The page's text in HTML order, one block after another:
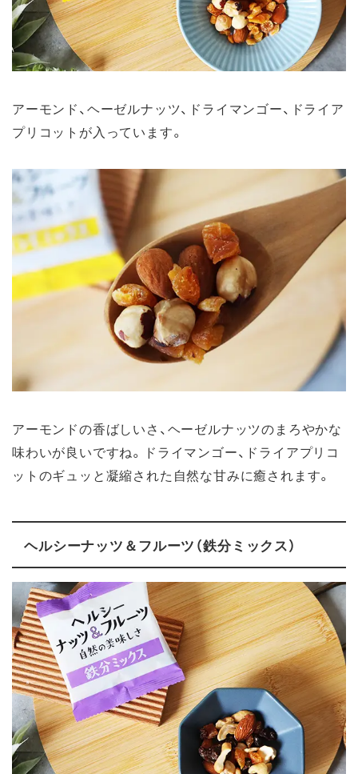
アーモンド、ヘーゼルナッツ、ドライマンゴー、ドライア
プリコットが入っています。
アーモンドの香ばしいさ、ヘーゼルナッツのまろやかな
味わいが良いですね。ドライマンゴー、ドライアプリコ
ットのギュッと凝縮された自然な甘みに癒されます。
ヘルシーナッツ＆フルーツ（鉄分ミックス）